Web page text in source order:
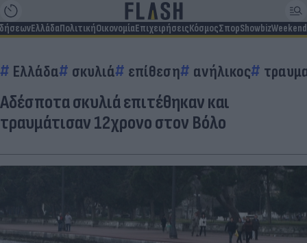
ΕλλάδαΠολιτικήΟικονομίαΕπιχειρήσειςΚόσμοςΣπορShowbizWeekend
Ελλάδα σκυλιά επίθεση ανήλικος
Αδέσποτα σκυλιά επιτέθηκαν και
τραυμάτισαν 12χρονο στον Βόλο